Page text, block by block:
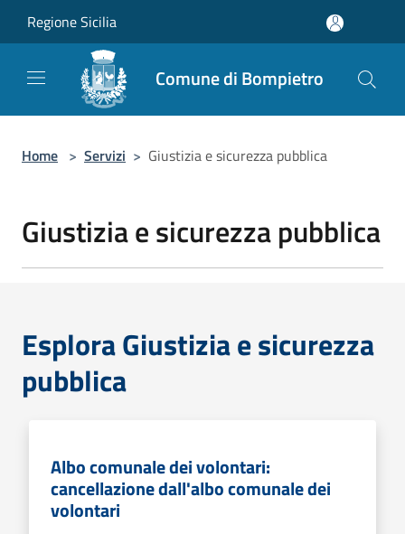
Regione Sicilia
Comune di Bompietro
Home > Servizi > Giustizia e sicurezza pubblica
Giustizia e sicurezza pubblica
Esplora Giustizia e sicurezza
pubblica
Albo comunale dei volontari:
cancellazione dall'albo comunale dei
volontari